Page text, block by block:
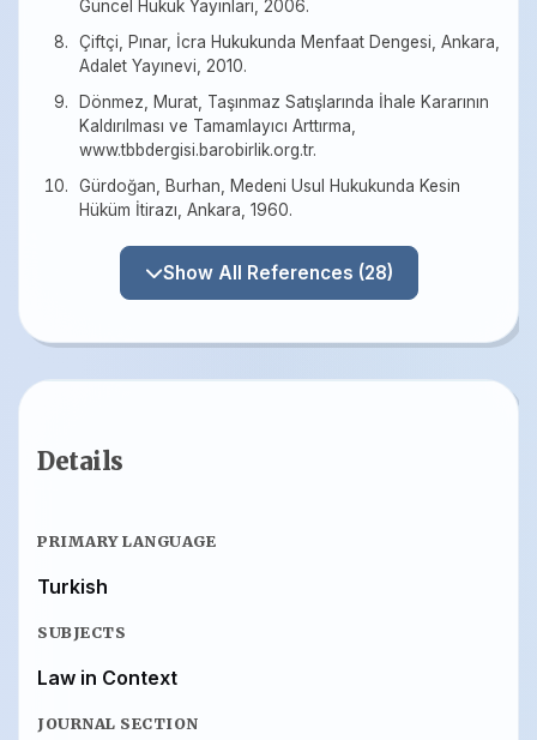
Güncel Hukuk Yayınları, 2006.
Çiftçi, Pınar, İcra Hukukunda Menfaat Dengesi, Ankara,
Adalet Yayınevi, 2010.
Dönmez, Murat, Taşınmaz Satışlarında İhale Kararının
Kaldırılması ve Tamamlayıcı Arttırma,
www.tbbdergisi.barobirlik.org.tr.
Gürdoğan, Burhan, Medeni Usul Hukukunda Kesin
Hüküm İtirazı, Ankara, 1960.
Show All References (28)
Details
PRIMARY LANGUAGE
Turkish
SUBJECTS
Law in Context
JOURNAL SECTION